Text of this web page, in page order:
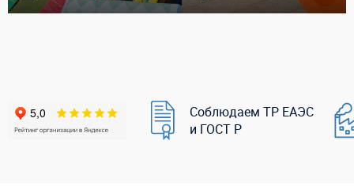
Соблюдаем ТР ЕАЭС
и ГОСТ Р